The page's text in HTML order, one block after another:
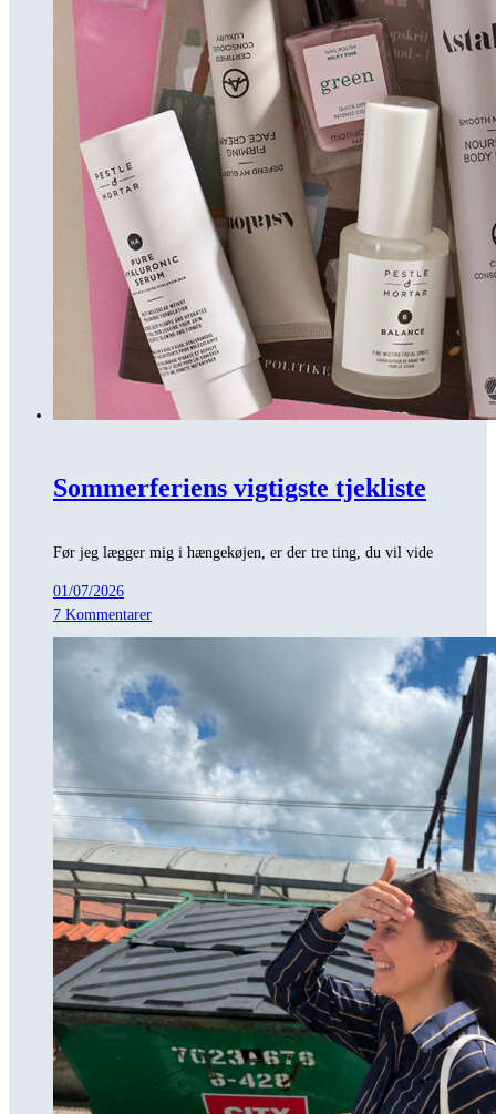
Sommerferiens vigtigste tjekliste
Før jeg lægger mig i hængekøjen, er der tre ting, du vil vide
01/07/2026
7 Kommentarer